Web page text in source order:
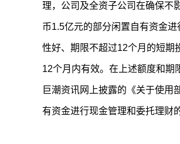
理，公司及全资子公司在确保不
币1.5亿元的部分闲置自有资金
性好、期限不超过12个月的短期
12个月内有效。在上述额度和期
巨潮资讯网上披露的《关于使用
有资金进行现金管理和委托理财